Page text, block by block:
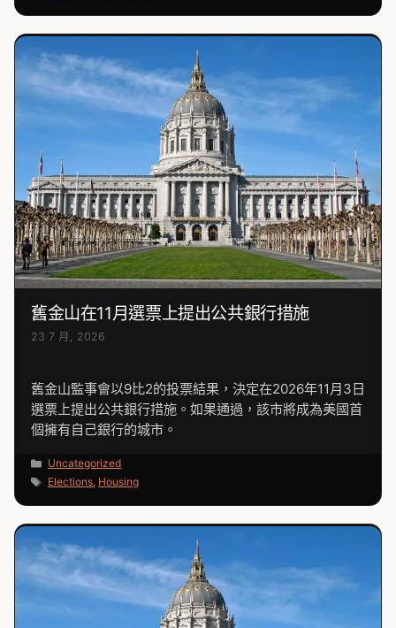
舊金山在11月選票上提出公共銀行措施
23 7 月, 2026
舊金山監事會以9比2的投票結果，決定在2026年11月3日
選票上提出公共銀行措施。如果通過，該市將成為美國首
個擁有自己銀行的城市。
分
類
Uncategorized
標
Elections, Housing